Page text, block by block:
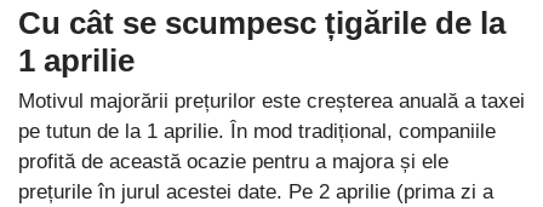
Cu cât se scumpesc țigările de la
1 aprilie
Motivul majorării prețurilor este creșterea anuală a taxei
pe tutun de la 1 aprilie. În mod tradițional, companiile
profită de această ocazie pentru a majora și ele
prețurile în jurul acestei date. Pe 2 aprilie (prima zi a